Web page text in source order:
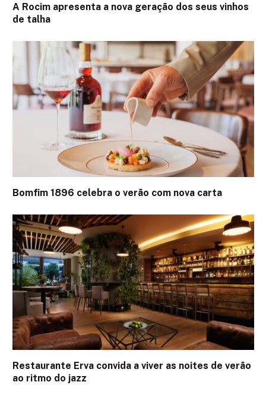
A Rocim apresenta a nova geração dos seus vinhos
de talha
Bomfim 1896 celebra o verão com nova carta
Restaurante Erva convida a viver as noites de verão
ao ritmo do jazz